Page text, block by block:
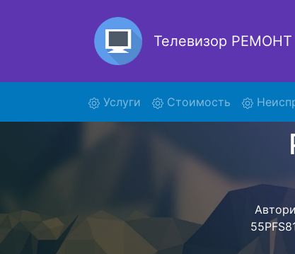
Телевизор РЕМОНТ
Услуги (current)Стоимость
Ремонт